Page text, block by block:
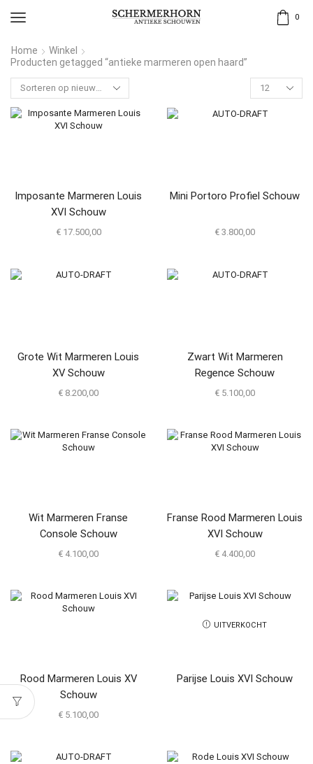
0
Home
Winkel
Producten getagged “antieke marmeren open haard”
Imposante Marmeren Louis
XVI Schouw
€17.500,00
Mini Portoro Profiel Schouw
€ 3.800,00
Grote Wit Marmeren Louis
XV Schouw
€ 8.200,00
Zwart Wit Marmeren
Regence Schouw
€ 5.100,00
Wit Marmeren Franse
Console Schouw
€ 4.100,00
Franse Rood Marmeren Louis
XVI Schouw
€ 4.400,00
Rood Marmeren Louis XV
Schouw
€ 5.100,00
UITVERKOCHT
Parijse Louis XVI Schouw